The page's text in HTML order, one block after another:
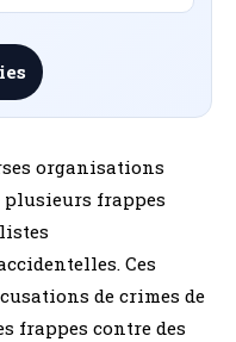
organisations
frappes
Ces
de crimes de
frappes contre des